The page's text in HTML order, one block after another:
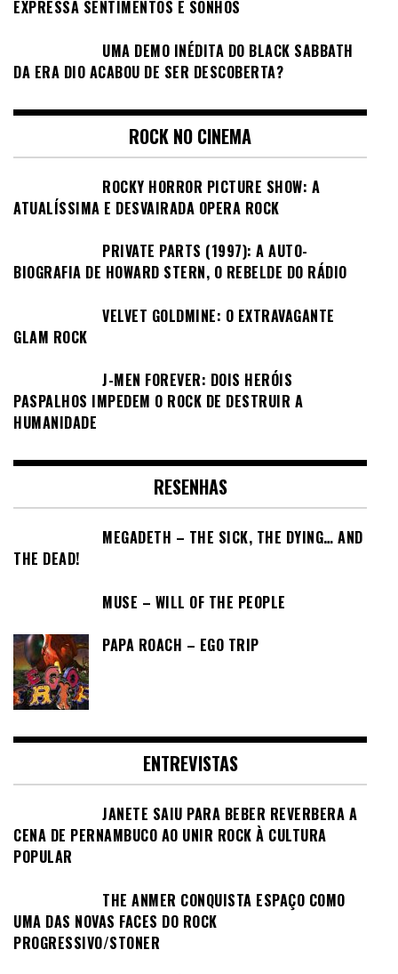
EXPRESSA SENTIMENTOS E SONHOS
UMA DEMO INÉDITA DO BLACK SABBATH
DA ERA DIO ACABOU DE SER DESCOBERTA?
ROCK NO CINEMA
ROCKY HORROR PICTURE SHOW: A
ATUALÍSSIMA E DESVAIRADA OPERA ROCK
PRIVATE PARTS (1997): A AUTO-
BIOGRAFIA DE HOWARD STERN, O REBELDE DO RÁDIO
VELVET GOLDMINE: O EXTRAVAGANTE
GLAM ROCK
J-MEN FOREVER: DOIS HERÓIS
PASPALHOS IMPEDEM O ROCK DE DESTRUIR A
HUMANIDADE
RESENHAS
MEGADETH – THE SICK, THE DYING… AND
THE DEAD!
MUSE – WILL OF THE PEOPLE
PAPA ROACH – EGO TRIP
ENTREVISTAS
JANETE SAIU PARA BEBER REVERBERA A
CENA DE PERNAMBUCO AO UNIR ROCK À CULTURA
POPULAR
THE ANMER CONQUISTA ESPAÇO COMO
UMA DAS NOVAS FACES DO ROCK
PROGRESSIVO/STONER